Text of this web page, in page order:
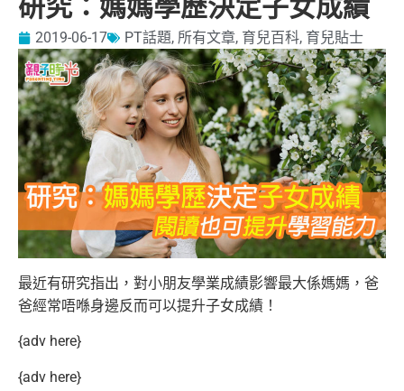
研究：媽媽學歷決定子女成績
2019-06-17 PT話題, 所有文章, 育兒百科, 育兒貼士
最近有研究指出，對小朋友學業成績影響最大係媽媽，爸
爸經常唔喺身邊反而可以提升子女成績！
{adv here}
{adv here}